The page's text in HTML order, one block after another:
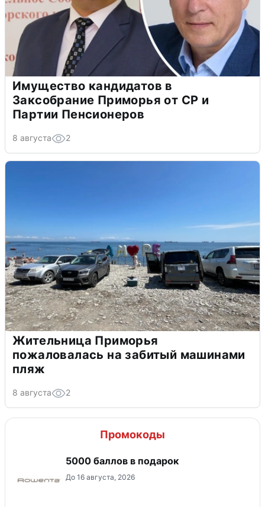
Имущество кандидатов в
Заксобрание Приморья от СР и
Партии Пенсионеров
8 августа 2
Жительница Приморья
пожаловалась на забитый машинами
пляж
8 августа 2
Промокоды
5000 баллов в подарок
До 16 августа, 2026